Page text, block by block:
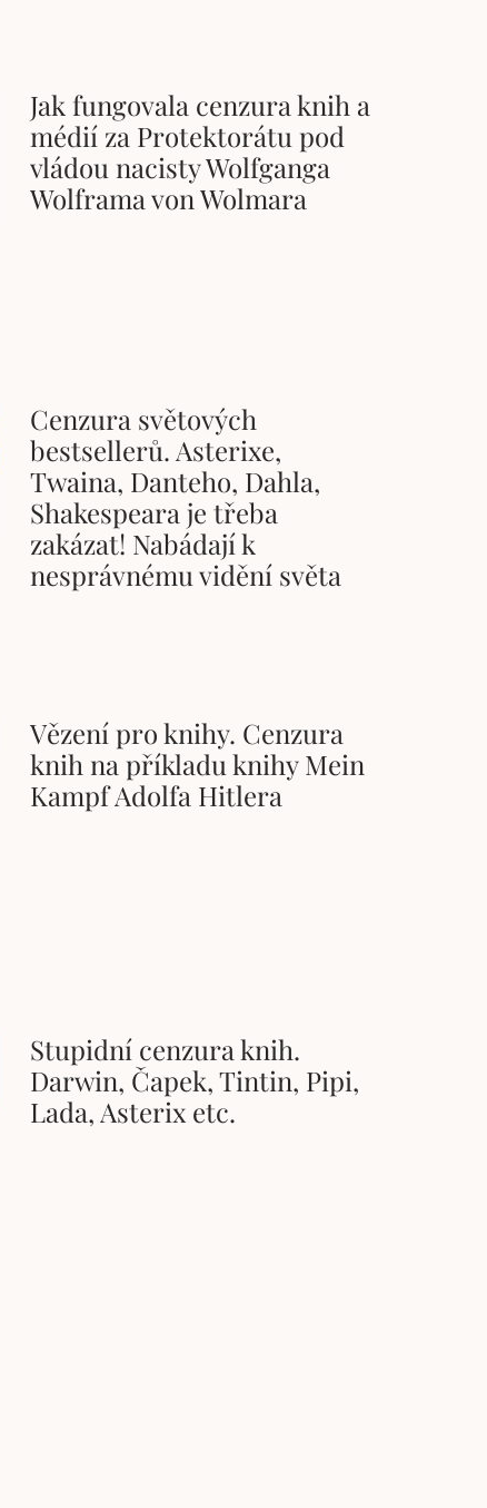
Jak fungovala cenzura knih a
médií za Protektorátu pod
vládou nacisty Wolfganga
Wolframa von Wolmara
Cenzura světových
bestsellerů. Asterixe,
Twaina, Danteho, Dahla,
Shakespeara je třeba
zakázat! Nabádají k
nesprávnému vidění světa
Vězení pro knihy. Cenzura
knih na příkladu knihy Mein
Kampf Adolfa Hitlera
Stupidní cenzura knih.
Darwin, Čapek, Tintin, Pipi,
Lada, Asterix etc.